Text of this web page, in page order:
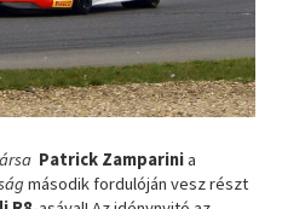
Patrick Zamparinia
második fordulóján vesz részt